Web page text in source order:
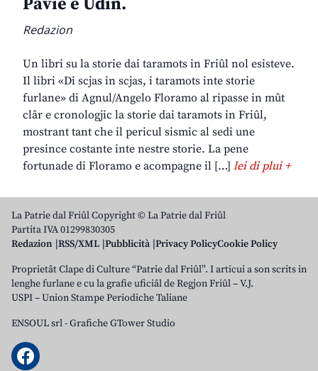
Pavie e Udin.
Redazion
Un libri su la storie dai taramots in Friûl nol esisteve.
Il libri «Di scjas in scjas, i taramots inte storie
furlane» di Agnul/Angelo Floramo al ripasse in mût
clâr e cronologjic la storie dai taramots in Friûl,
mostrant tant che il pericul sismic al sedi une
presince costante inte nestre storie. La pene
fortunade di Floramo e acompagne il […] lei di plui +
La Patrie dal Friûl Copyright © La Patrie dal Friûl
Partita IVA 01299830305
Redazion RSS/XML Pubblicità Privacy PolicyCookie Policy
Proprietât Clape di Culture “Patrie dal Friûl”. I articui a son scrits in
lenghe furlane e cu la grafie uficiâl de Regjon Friûl – V.J.
USPI – Union Stampe Periodiche Taliane
ENSOUL srl-Grafiche GTower Studio